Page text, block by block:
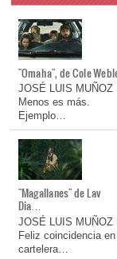
"Omaha", de Cole
JOSÉ LUIS MUÑOZ
Menos es más.
Ejemplo…
"Magallanes" de Lav
Dia…
JOSÉ LUIS MUÑOZ
Feliz coincidencia en
cartelera…